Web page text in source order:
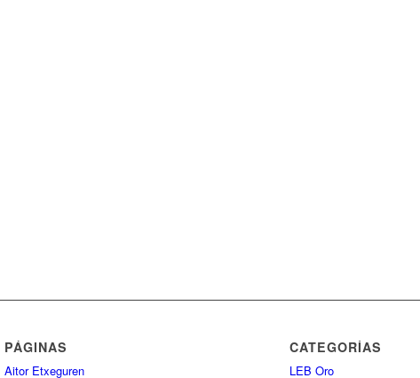
PÁGINAS
Aitor Etxeguren
CATEGORÍAS
LEB Oro